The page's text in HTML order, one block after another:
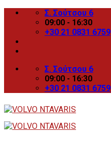
Skip
Σ. Σούτσου 6
09:00 - 16:30
+30 21 0831 6759
Σ. Σούτσου 6
09:00 - 16:30
+30 21 0831 6759